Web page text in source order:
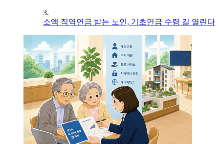
3.
소액 직역연금 받는 노인, 기초연금 수령 길 열린다